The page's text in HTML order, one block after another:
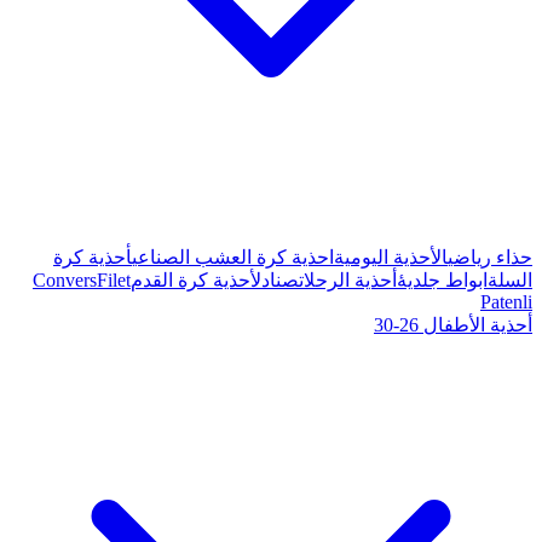
كرة العشب الصناعيأحذية كرة
صنادل أحذية كرة القدم ConversFilet